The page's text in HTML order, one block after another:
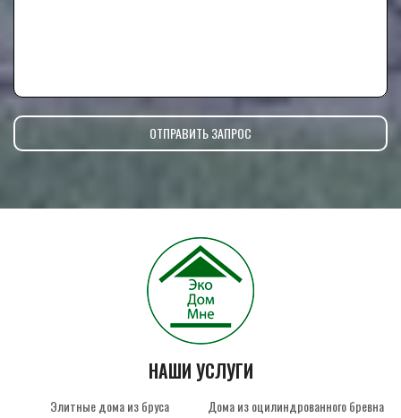
НАШИ УСЛУГИ
Элитные дома из бруса
Дома из оцилиндрованного бревна